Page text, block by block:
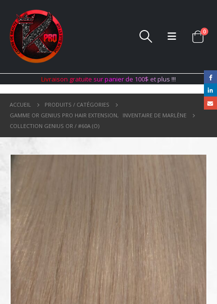
0
Livraison gratuite surpanier de 100$ etplus !!!
ACCUEIL
PRODUITS / CATÉGORIES
GAMME OR GENIUS PRO HAIR EXTENSION,
INVENTAIRE DE MARLÈNE
COLLECTION GENIUS OR / #60A (O)